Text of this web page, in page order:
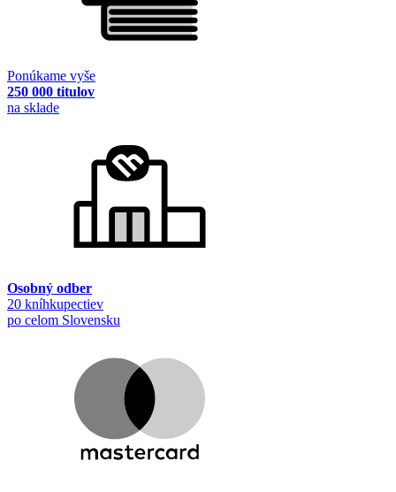
Ponúkame vyše
250 000 titulov
na sklade
Osobný odber
20 kníhkupectiev
po celom Slovensku